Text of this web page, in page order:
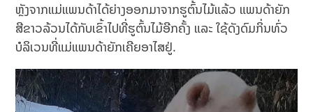
ຫຼັງຈາກແມ່ແພນດ້າໄດ້ຍ່າງອອກມາຈາກຮູຕົ້ນໄມ້ແລ້ວ ແພນດ້າຍັກ
ສີຂາວລ້ວນໄດ້ກັບເຂົ້າໄປທີ່ຮູຕົ້ນໄມ້ອີກຄັ້ງ ແລະ ໃຊ້ດັງດົມກິ່ນທົ່ວ
ບໍລິເວນທີ່ແມ່ແພນດ້າຍັກເຄີຍອາໄສຢູ່.